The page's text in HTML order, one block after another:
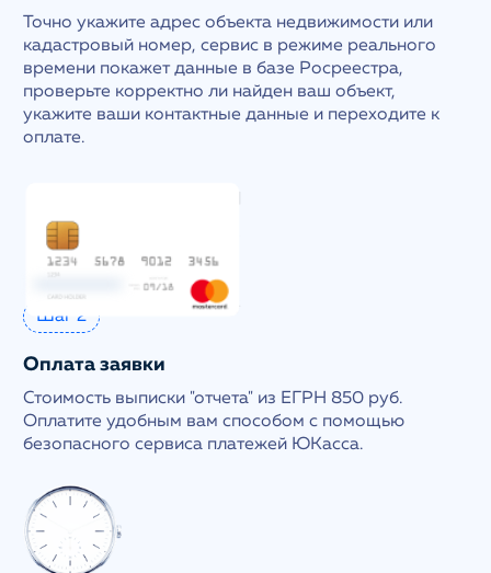
Точно укажите адрес объекта недвижимости или
кадастровый номер, сервис в режиме реального
времени покажет данные в базе Росреестра,
проверьте корректно ли найден ваш объект,
укажите ваши контактные данные и переходите к
оплате.
Шаг 2
Оплата заявки
Стоимость выписки "отчета" из ЕГРН 850 руб.
Оплатите удобным вам способом с помощью
безопасного сервиса платежей ЮКасса.